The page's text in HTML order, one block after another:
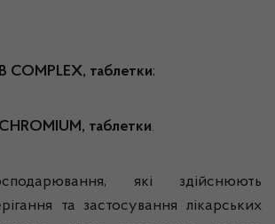
COMPLEX, таблетки;
HROMIUM, таблетки.
які здійснюють
та застосування лікарських